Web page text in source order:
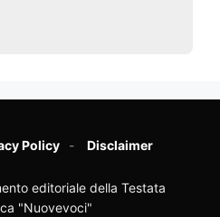
Policy Disclaimer
editoriale della Testata
"Nuovevoci"